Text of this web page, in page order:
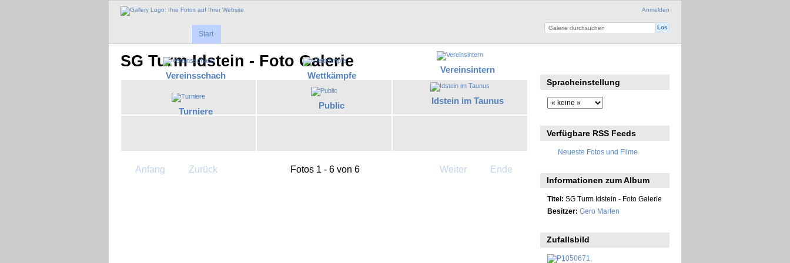
Anmelden
Start
SG Turm Idstein - Foto Galerie
Vereinsschach Wettkämpfe
Vereinsintern
Turniere
Public Idstein im Taunus
Anfang Zurück Fotos 1 - 6 von 6 Weiter Ende
Spracheinstellung
Verfügbare RSS Feeds
Neueste Fotos und Filme
Informationen zum Album
Titel: SG Turm Idstein - Foto Galerie
Besitzer: Gero Marten
Zufallsbild